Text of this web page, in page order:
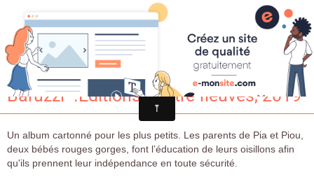
Croqu'livre
Deux petits rouges-gorges/ Agnesse
Baruzzi -.Editions quatre fleuves, 2019
Un album cartonné pour les plus petits. Les parents de Pia et Piou,
deux bébés rouges gorges, font l’éducation de leurs oisillons afin
qu'ils prennent leur indépendance en toute sécurité.